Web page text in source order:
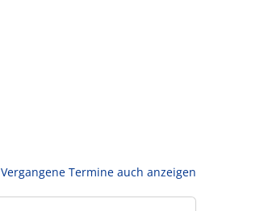
Vergangene Termine auch anzeigen